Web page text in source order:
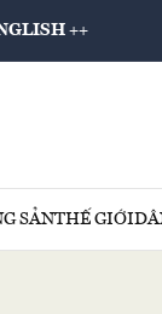
++
SẢNTHẾ GIỚI